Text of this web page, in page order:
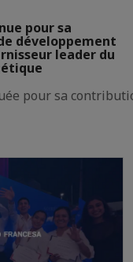
pour sa
développement
leader du
pour sa